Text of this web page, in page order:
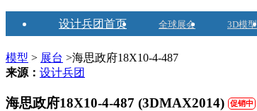
设计兵团首页 全球展会 3D模型
模型 > 展台 >海思政府18X10-4-487
来源： 设计兵团
海思政府18X10-4-487 (3DMAX2014) 促销中